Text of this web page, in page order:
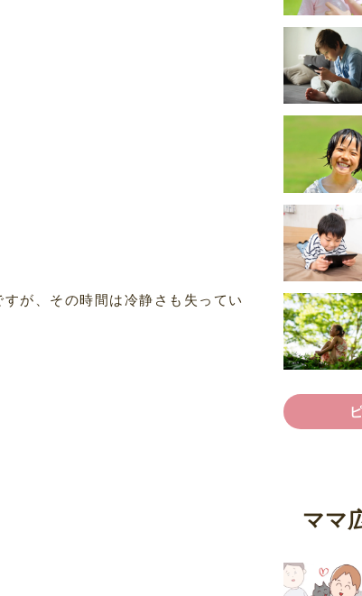
が、その時間は冷静さも失ってい
ママ